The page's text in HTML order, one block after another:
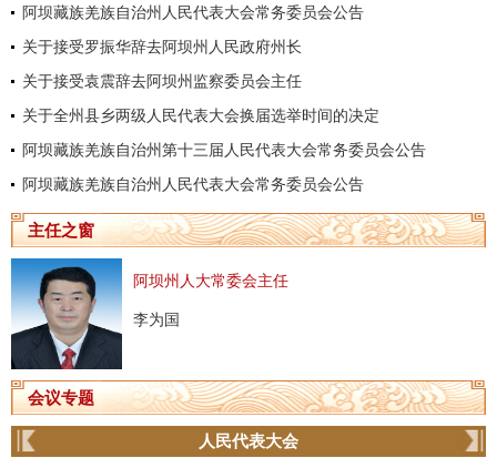
阿坝藏族羌族自治州人民代表大会常务委员会公告
关于接受罗振华辞去阿坝州人民政府州长
关于接受袁震辞去阿坝州监察委员会主任
关于全州县乡两级人民代表大会换届选举时间的决定
阿坝藏族羌族自治州第十三届人民代表大会常务委员会公告
阿坝藏族羌族自治州人民代表大会常务委员会公告
主任之窗
阿坝州人大常委会主任
李为国
会议专题
人民代表大会